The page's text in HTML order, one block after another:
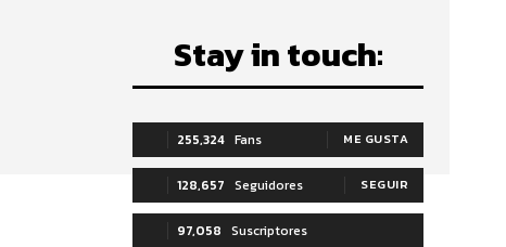
Stay in touch:
255,324 Fans ME GUSTA
128,657 Seguidores SEGUIR
97,058 Suscriptores